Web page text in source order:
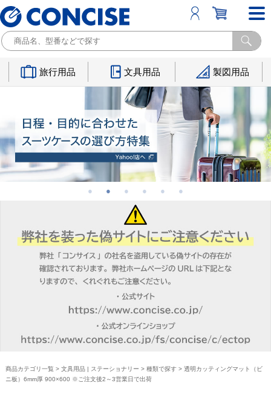
旅行用品 文具用品 製図用品
商品カテゴリ一覧 > 文具用品 | ステーショナリー > 種類で探す> 透明カッティングマット（ビ
ニ板）6mm厚 900×600 ※ご注文後2～3営業日で出荷